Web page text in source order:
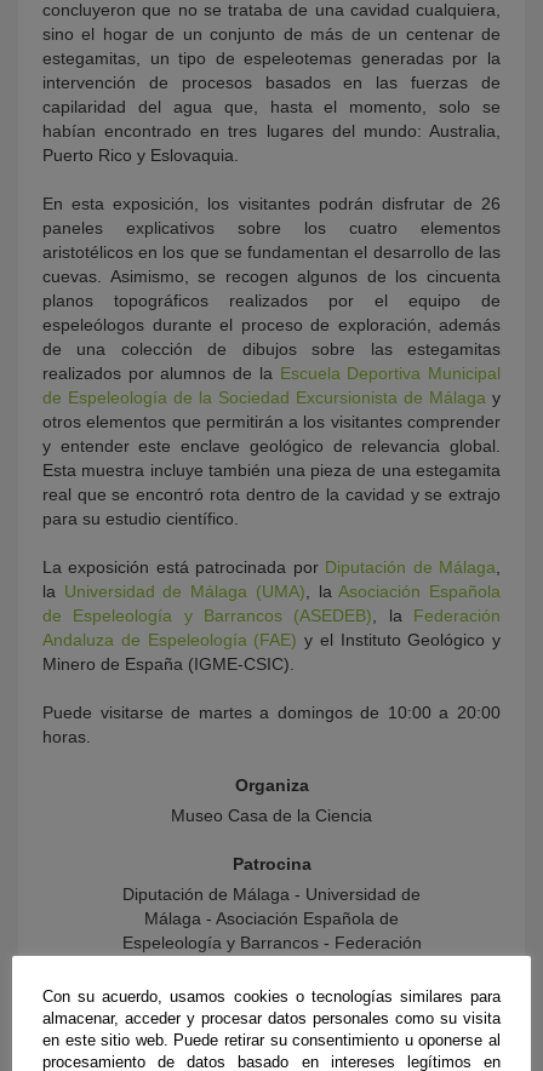
concluyeron que no se trataba de una cavidad cualquiera,
sino el hogar de un conjunto de más de un centenar de
estegamitas, un tipo de espeleotemas generadas por la
intervención de procesos basados en las fuerzas de
capilaridad del agua que, hasta el momento, solo se
habían encontrado en tres lugares del mundo: Australia,
Puerto Rico y Eslovaquia.
En esta exposición, los visitantes podrán disfrutar de 26
paneles explicativos sobre los cuatro elementos
aristotélicos en los que se fundamentan el desarrollo de las
cuevas. Asimismo, se recogen algunos de los cincuenta
planos topográficos realizados por el equipo de
espeleólogos durante el proceso de exploración, además
de una colección de dibujos sobre las estegamitas
realizados por alumnos de la Escuela Deportiva Municipal
de Espeleología de la Sociedad Excursionista de Málaga y
otros elementos que permitirán a los visitantes comprender
y entender este enclave geológico de relevancia global.
Esta muestra incluye también una pieza de una estegamita
real que se encontró rota dentro de la cavidad y se extrajo
para su estudio científico.
La exposición está patrocinada por Diputación de Málaga
la Universidad de Málaga (UMA) , laAsociación Española
de Espeleología y Barrancos (ASEDEB) , la Federación
Andaluza de Espeleología (FAE) y el Instituto Geológico y
Minero de España (IGME-CSIC).
Puede visitarse de martes a domingos de 10:00 a 20:00
horas.
Organiza
Museo Casa de la Ciencia
Patrocina
Diputación de Málaga - Universidad de
Málaga - Asociación Española de
Espeleología y Barrancos - Federación
Geológico y Minero de España
Con su acuerdo, usamos cookies o tecnologías similares para
almacenar, acceder y procesar datos personales como su visita
en este sitio web. Puede retirar su consentimiento u oponerse al
procesamiento de datos basado en intereses legítimos en